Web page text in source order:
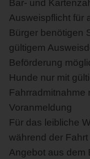
Bar- und
Ausweispflicht für
Bürger benötigen
gültigem
Beförderung
Hunde nur mit
Fahrradmitnahme
Voranmeldung
Für das leibliche
während der
Angebot aus dem